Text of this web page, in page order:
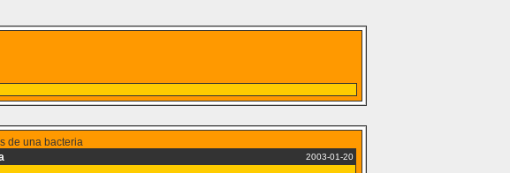
de una bacteria
2003-01-20